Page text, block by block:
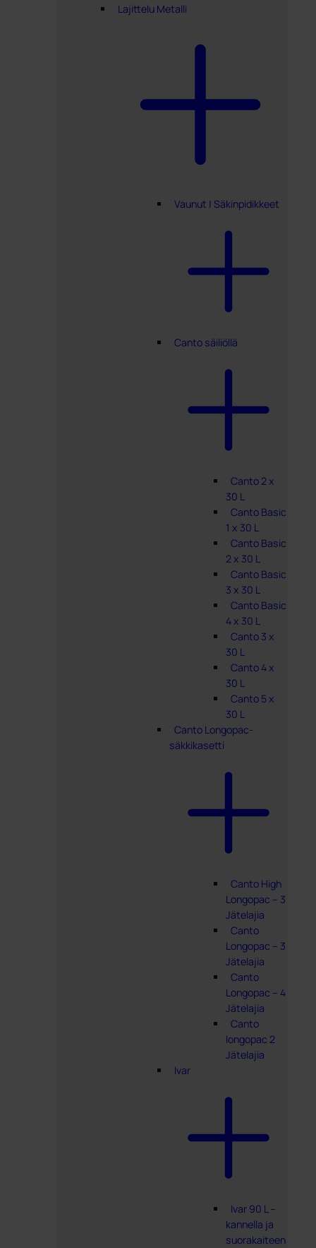
Lajittelu Metalli
Vaunut | Säkinpidikkeet
Canto säiliöllä
Canto 2 x
30 L
Canto Basic
1 x 30 L
Canto Basic
2 x 30 L
Canto Basic
3 x 30 L
Canto Basic
4 x 30 L
Canto 3 x
30 L
Canto 4 x
30 L
Canto 5 x
30 L
Canto Longopac-
säkkikasetti
Canto High
Longopac – 3
Jätelajia
Canto
Longopac – 3
Jätelajia
Canto
Longopac – 4
Jätelajia
Canto
longopac 2
Jätelajia
Ivar
Ivar 90 L –
kannella ja
suorakaiteen